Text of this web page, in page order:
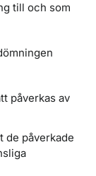
till och som
påverkas av
de påverkade